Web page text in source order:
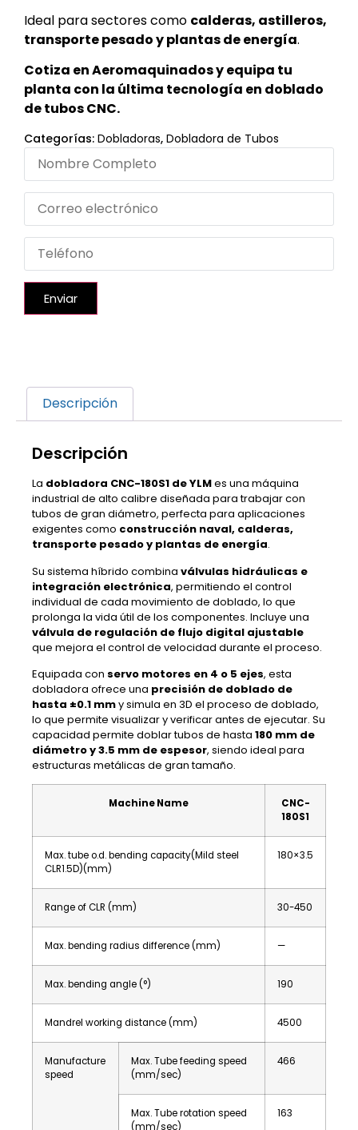
Ideal para sectores como calderas, astilleros,
transporte pesado y plantas de energía.
Cotiza en Aeromaquinados y equipa tu
planta con la última tecnología en doblado
de tubos CNC.
Categorías: Dobladoras, Dobladora de Tubos
Enviar
Descripción
Descripción
La dobladora CNC-180S1 de YLMes una máquina
industrial de alto calibre diseñada para trabajar con
tubos de gran diámetro, perfecta para aplicaciones
exigentes como construcción naval, calderas,
transporte pesado y plantas de energía.
Su sistema híbrido combina válvulas hidráulicas e
integración electrónica, permitiendo el control
individual de cada movimiento de doblado, lo que
prolonga la vida útil de los componentes. Incluye una
válvula de regulación de flujo digital ajustable
que mejora el control de velocidad durante el proceso.
Equipada con servo motores en 4 o 5 ejes, esta
dobladora ofrece una precisión de doblado de
hasta ±0.1 mmy simula en 3D el proceso de doblado,
lo que permite visualizar y verificar antes de ejecutar. Su
capacidad permite doblar tubos de hasta 180 mm de
diámetro y 3.5 mm de espesor, siendo ideal para
estructuras metálicas de gran tamaño.
Machine Name
CNC-
180S1
Max. tube o.d. bending capacity(Mild steel
CLR1.5D)(mm)
180×3.5
Range of CLR (mm) 30-450
Max. bending radius difference (mm) —
Max. bending angle (°) 190
Mandrel working distance (mm) 4500
Manufacture
speed
Max. Tube feeding speed
(mm/sec)
466
Max. Tube rotation speed
(mm/sec)
163